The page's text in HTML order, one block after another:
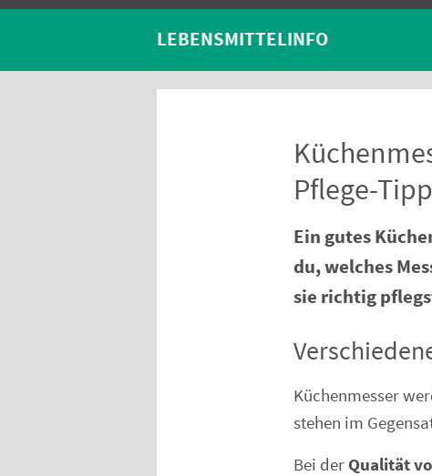
LEBENSMITTELINFO
Pflege-
Ein gutes
du, welches
sie richtig
Küchenmesser
stehen im
Bei der Qualität